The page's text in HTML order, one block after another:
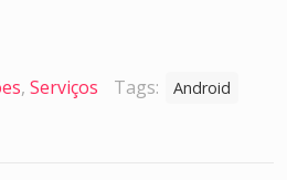
, Serviços Tags:
Android